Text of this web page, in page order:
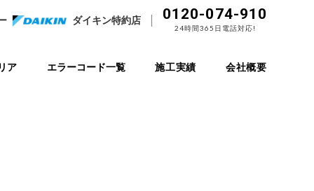
ダイキン特約店 0120-074-910
24時間365日電話対応!
ア エラーコード一覧 施工実績 会社概要